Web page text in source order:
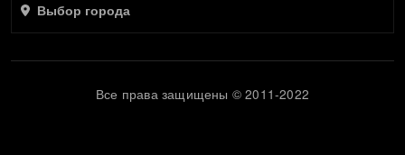
Выбор города
Все права защищены © 2011-2022